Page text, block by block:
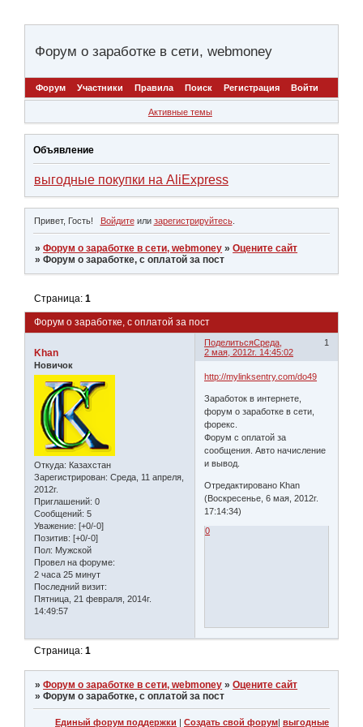
Форум о заработке в сети, webmoney
Форум Участники Правила Поиск Регистрация Войти
Активные темы
Объявление
выгодные покупки на AliExpress
Привет, Гость! Войдитеили зарегистрируйтесь.
»Форум о заработке в сети, webmoney »Оцените сайт
»Форум о заработке, с оплатой за пост
Форум о заработке, с оплатой за пост
Страница:1
Поделиться 1
Среда,
2 мая, 2012г. 14:45:02
Khan
Новичок
Откуда: Казахстан
Зарегистрирован: Среда, 11 апреля,
2012г.
Приглашений: 0
Сообщений: 5
Уважение: [+0/-0]
Позитив: [+0/-0]
Пол: Мужской
Провел на форуме:
2 часа 25 минут
Последний визит:
Пятница, 21 февраля, 2014г.
14:49:57
http://mylinksentry.com/do49
Заработок в интернете,
форум о заработке в сети,
форекс.
Форум с оплатой за
сообщения. Авто начисление
и вывод.
Отредактировано Khan
(Воскресенье, 6 мая, 2012г.
17:14:34)
0
Страница:1
»Форум о заработке в сети, webmoney »Оцените сайт
»Форум о заработке, с оплатой за пост
Единый форум поддержки | Создать свой форум| выгодные